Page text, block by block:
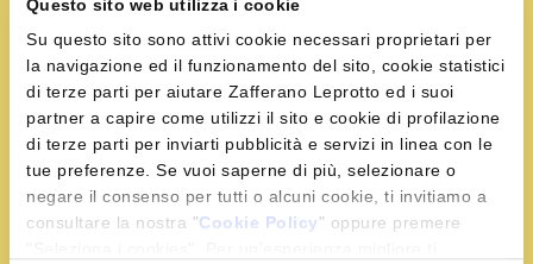
Questo sito web utilizza i cookie
Su questo sito sono attivi cookie necessari proprietari per
la navigazione ed il funzionamento del sito, cookie statistici
di terze parti per aiutare Zafferano Leprotto ed i suoi
partner a capire come utilizzi il sito e cookie di profilazione
di terze parti per inviarti pubblicità e servizi in linea con le
tue preferenze. Se vuoi saperne di più, selezionare o
negare il consenso per tutti o alcuni cookie, ti invitiamo a
consultare la nostra "Cookie Policy" oppure premere
400 g di cous cous
800 g di tonno fresco
1 porro
300 g di pomodorini rossi e gialli
1 bustina di Zafferano Leprotto
menta fresca q.b.
olio extravergine q.b.